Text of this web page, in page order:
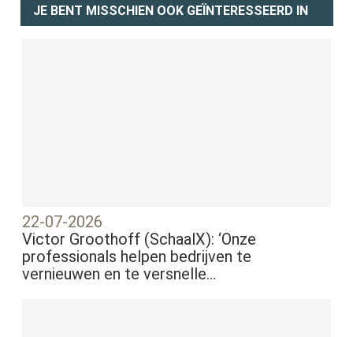
JE BENT MISSCHIEN OOK GEÏNTERESSEERD IN
22-07-2026
Victor Groothoff (SchaalX): ‘Onze
professionals helpen bedrijven te
vernieuwen en te versnelle...